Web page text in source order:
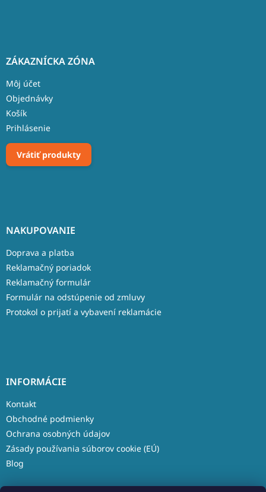
ZÁKAZNÍCKA ZÓNA
Môj účet
Objednávky
Košík
Prihlásenie
Vrátiť produkty
NAKUPOVANIE
Doprava a platba
Reklamačný poriadok
Reklamačný formulár
Formulár na odstúpenie od zmluvy
Protokol o prijatí a vybavení reklamácie
INFORMÁCIE
Kontakt
Obchodné podmienky
Ochrana osobných údajov
Zásady používania súborov cookie (EÚ)
Blog